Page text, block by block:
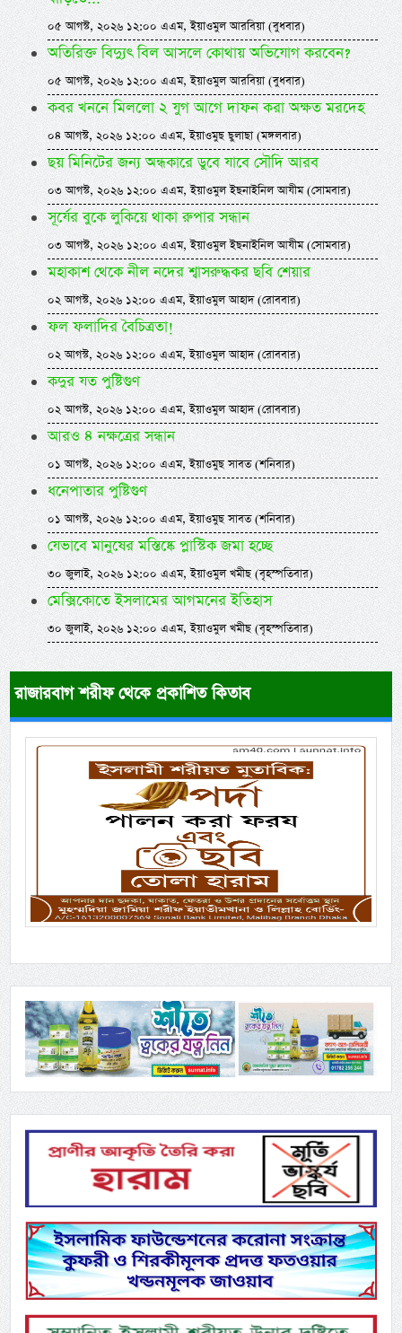
০৫ আগস্ট, ২০২৬ ১২:০০ এএম, ইয়াওমুল আরবিয়া (বুধবার)
অতিরিক্ত বিদ্যুৎ বিল আসলে কোথায় অভিযোগ করবেন?
০৫ আগস্ট, ২০২৬ ১২:০০ এএম, ইয়াওমুল আরবিয়া (বুধবার)
কবর খননে মিললো ২ যুগ আগে দাফন করা অক্ষত মরদেহ
০৪ আগস্ট, ২০২৬ ১২:০০ এএম, ইয়াওমুছ ছুলাছা (মঙ্গলবার)
ছয় মিনিটের জন্য অন্ধকারে ডুবে যাবে সৌদি আরব
০৩ আগস্ট, ২০২৬ ১২:০০ এএম, ইয়াওমুল ইছনাইনিল আযীম (সোমবার)
সূর্যের বুকে লুকিয়ে থাকা রুপার সন্ধান
০৩ আগস্ট, ২০২৬ ১২:০০ এএম, ইয়াওমুল ইছনাইনিল আযীম (সোমবার)
মহাকাশ থেকে নীল নদের শ্বাসরুদ্ধকর ছবি শেয়ার
০২ আগস্ট, ২০২৬ ১২:০০ এএম, ইয়াওমুল আহাদ (রোববার)
ফল ফলাদির বৈচিত্রতা!
০২ আগস্ট, ২০২৬ ১২:০০ এএম, ইয়াওমুল আহাদ (রোববার)
কদুর যত পুষ্টিগুণ
০২ আগস্ট, ২০২৬ ১২:০০ এএম, ইয়াওমুল আহাদ (রোববার)
আরও ৪ নক্ষত্রের সন্ধান
০১ আগস্ট, ২০২৬ ১২:০০ এএম, ইয়াওমুছ সাবত (শনিবার)
ধনেপাতার পুষ্টিগুণ
০১ আগস্ট, ২০২৬ ১২:০০ এএম, ইয়াওমুছ সাবত (শনিবার)
যেভাবে মানুষের মস্তিষ্কে প্লাস্টিক জমা হচ্ছে
৩০ জুলাই, ২০২৬ ১২:০০ এএম, ইয়াওমুল খমীছ (বৃহস্পতিবার)
মেক্সিকোতে ইসলামের আগমনের ইতিহাস
৩০ জুলাই, ২০২৬ ১২:০০ এএম, ইয়াওমুল খমীছ (বৃহস্পতিবার)
রাজারবাগ শরীফ থেকে প্রকাশিত কিতাব